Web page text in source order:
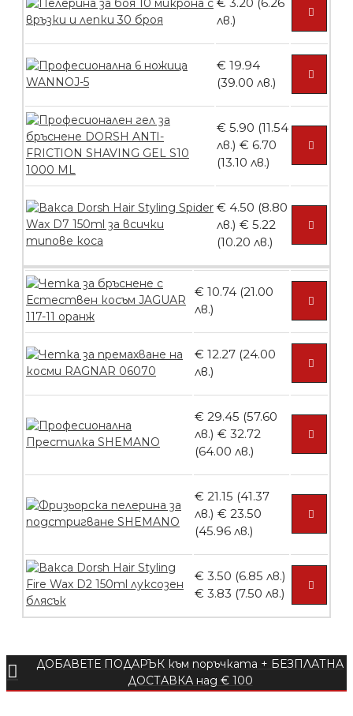
Пластмасови предпазители за лак
БЕЗПЛАТНО
Ваничка за маникюр BMSPA1C
Пила тип ренде
БЕЗПЛАТНО
Пила тип ренде 2в1
Пила тип ренде 2в1
БЕЗПЛАТНО
лв.)
€ 19.94
(39.00 лв.)
€ 5.90 (11.54
лв.) € 6.70
(13.10 лв.)
€ 4.50 (8.80
лв.) € 5.22
(10.20 лв.)
€ 10.74 (21.00
лв.)
€ 12.27 (24.00
лв.)
€ 29.45 (57.60
лв.) € 32.72
(64.00 лв.)
€ 21.15 (41.37
лв.) € 23.50
(45.96 лв.)
€ 3.50 (6.85 лв.)
€ 3.83 (7.50 лв.)
ДОБАВЕТЕ ПОДАРЪК към поръчката + БЕЗПЛАТНА
ДОСТАВКА над € 100